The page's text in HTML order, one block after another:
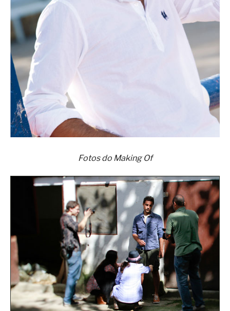
Fotos do Making Of